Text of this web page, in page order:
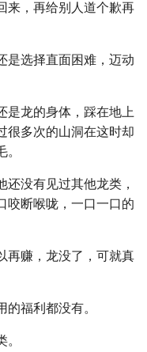
来，再给别人道个歉再
是选择直面困难，迈动
是龙的身体，踩在地上
很多次的山洞在这时却
没有见过其他龙类，
咬断喉咙，一口一口的
再赚，龙没了，可就真
福利都没有。